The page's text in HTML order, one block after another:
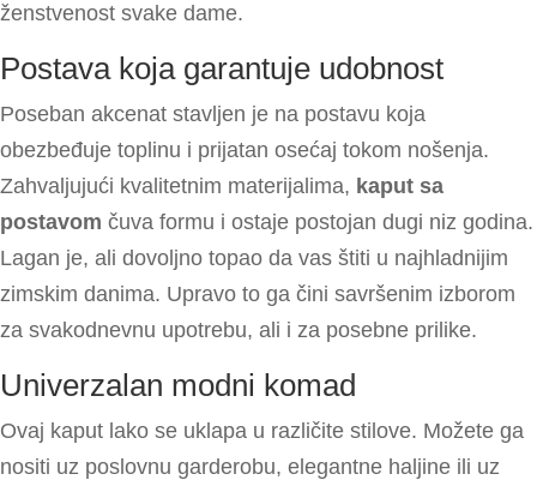
ženstvenost svake dame.
Postava koja garantuje udobnost
Poseban akcenat stavljen je na postavu koja
obezbeđuje toplinu i prijatan osećaj tokom nošenja.
Zahvaljujući kvalitetnim materijalima, kaput sa
postavom čuva formu i ostaje postojan dugi niz godina.
Lagan je, ali dovoljno topao da vas štiti u najhladnijim
zimskim danima. Upravo to ga čini savršenim izborom
za svakodnevnu upotrebu, ali i za posebne prilike.
Univerzalan modni komad
Ovaj kaput lako se uklapa u različite stilove. Možete ga
nositi uz poslovnu garderobu, elegantne haljine ili uz